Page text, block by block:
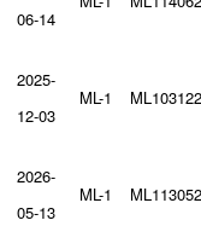
06-14
2025-
12-03
ML-1
2026-
05-13
ML-1